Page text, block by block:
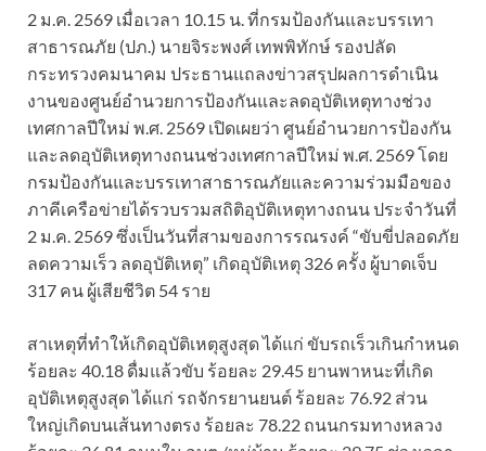
2 ม.ค. 2569 เมื่อเวลา 10.15 น. ที่กรมป้องกันและบรรเทา
สาธารณภัย (ปภ.) นายจิระพงศ์ เทพพิทักษ์ รองปลัด
กระทรวงคมนาคม ประธานแถลงข่าวสรุปผลการดำเนิน
งานของศูนย์อำนวยการป้องกันและลดอุบัติเหตุทางช่วง
เทศกาลปีใหม่ พ.ศ. 2569 เปิดเผยว่า ศูนย์อำนวยการป้องกัน
และลดอุบัติเหตุทางถนนช่วงเทศกาลปีใหม่ พ.ศ. 2569 โดย
กรมป้องกันและบรรเทาสาธารณภัยและความร่วมมือของ
ภาคีเครือข่ายได้รวบรวมสถิติอุบัติเหตุทางถนน ประจำวันที่
2 ม.ค. 2569 ซึ่งเป็นวันที่สามของการรณรงค์ “ขับขี่ปลอดภัย
ลดความเร็ว ลดอุบัติเหตุ” เกิดอุบัติเหตุ 326 ครั้ง ผู้บาดเจ็บ
317 คน ผู้เสียชีวิต 54 ราย
สาเหตุที่ทำให้เกิดอุบัติเหตุสูงสุด ได้แก่ ขับรถเร็วเกินกำหนด
ร้อยละ 40.18 ดื่มแล้วขับ ร้อยละ 29.45 ยานพาหนะที่เกิด
อุบัติเหตุสูงสุด ได้แก่ รถจักรยานยนต์ ร้อยละ 76.92 ส่วน
ใหญ่เกิดบนเส้นทางตรง ร้อยละ 78.22 ถนนกรมทางหลวง